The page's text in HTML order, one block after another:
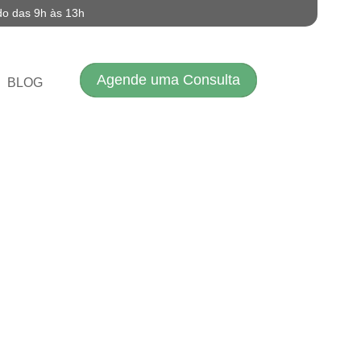
das 9h às 13h
BLOG Agende uma Consulta